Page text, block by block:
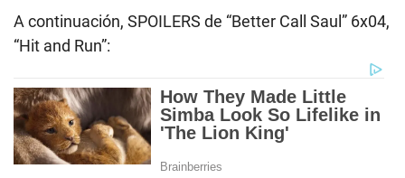
A continuación, SPOILERS de “Better Call Saul” 6x04,
“Hit and Run”: